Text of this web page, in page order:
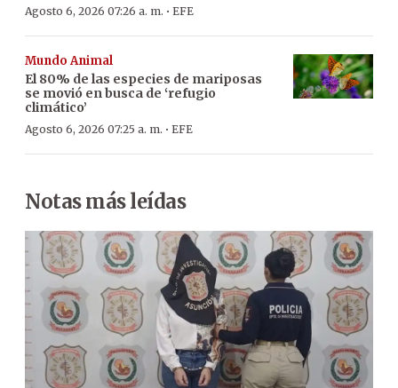
Agosto 6, 2026 07:26 a. m. · EFE
Mundo Animal
El 80% de las especies de mariposas
se movió en busca de ‘refugio
climático’
Agosto 6, 2026 07:25 a. m. · EFE
Notas más leídas